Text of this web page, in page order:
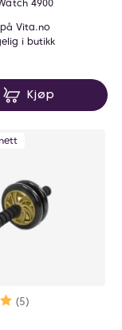
4900
Vita.no
i butikk
Kjøp
(5)
av 5 mulige